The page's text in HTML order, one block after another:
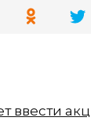
ввести